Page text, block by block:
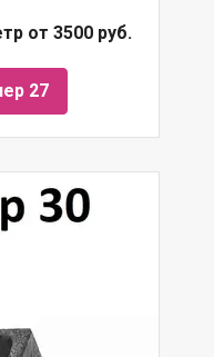
от 3500 руб.
27